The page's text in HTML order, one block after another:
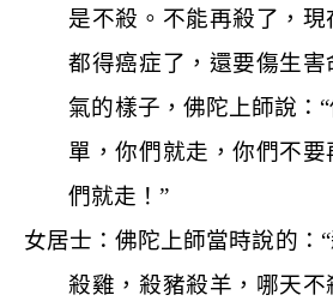
是不殺。不能再殺了，現
都得癌症了，還要傷生害
氣的樣子，佛陀上師說：
單，你們就走，你們不
們就走！”
女居士：佛陀上師當時說的：
殺雞，殺豬殺羊，哪天